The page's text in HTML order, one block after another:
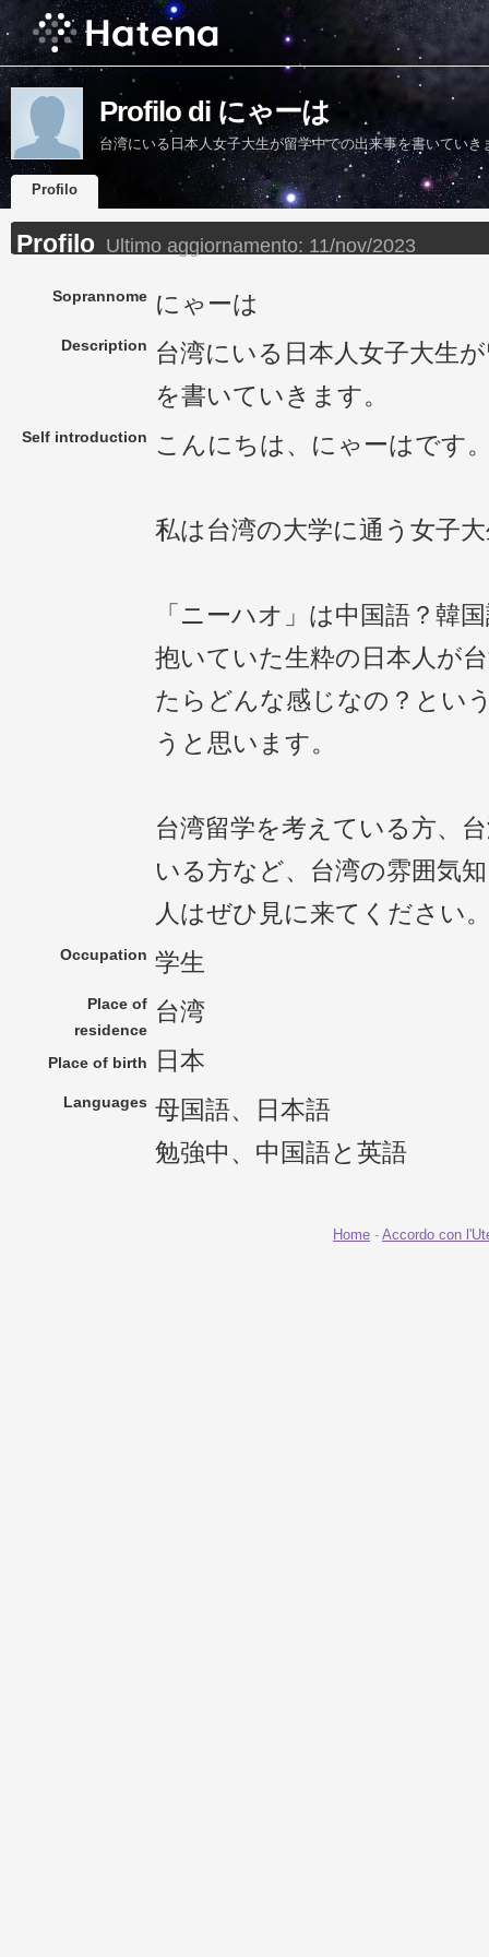
Profilo di にゃーは
台湾にいる日本人女子大生が留学中での出来事を書いていき
Profilo
Profilo Ultimo aggiornamento: 11/nov/2023
Soprannome にゃーは
Description
台湾にいる日本人女子大生
を書いていきます。
Self introduction こんにちは、にゃーはです
私は台湾の大学に通う女子
「ニーハオ」は中国語？韓
抱いていた生粋の日本人が
たらどんな感じなの？とい
うと思います。
台湾留学を考えている方、
いる方など、台湾の雰囲気
人はぜひ見に来てください
Occupation 学生
Place of
residence
台湾
Place of birth 日本
Languages 母国語、日本語
勉強中、中国語と英語
Home - Accordo con